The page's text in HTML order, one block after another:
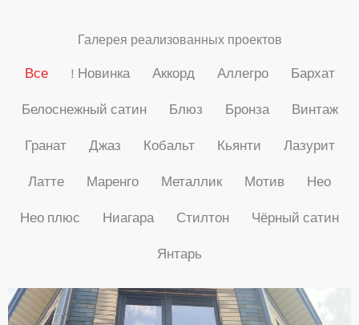
Галерея реализованных проектов
Все ! Новинка Аккорд Аллегро Бархат
Белоснежный сатин Блюз Бронза Винтаж
Гранат Джаз Кобальт Кьянти Лазурит
Латте Маренго Металлик Мотив Нео
Нео плюс Ниагара Стилтон Чёрный сатин
Янтарь